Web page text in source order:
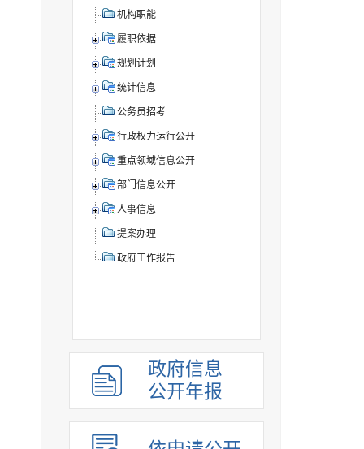
机构职能
履职依据
规划计划
统计信息
公务员招考
行政权力运行公开
重点领域信息公开
部门信息公开
人事信息
提案办理
政府工作报告
政府信息
公开年报